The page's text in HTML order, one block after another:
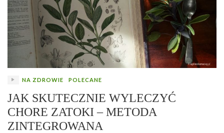
NA ZDROWIE POLECANE
JAK SKUTECZNIE WYLECZYĆ
CHORE ZATOKI – METODA
ZINTEGROWANA